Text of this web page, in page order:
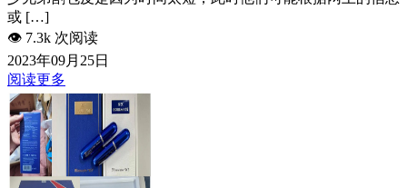
或 […]
👁️ 7.3k 次阅读
2023年09月25日
阅读更多